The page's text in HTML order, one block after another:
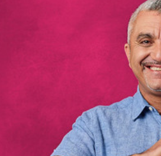
Funktionsdienst
Ausländische
Pflegekräfte
Pflegefachfrau
Gesundheits-
und
Krankenpflegehilfe
Studium
Diakonie-
Klinikum
Duales
Studium
Pflege
(B.Sc.)
BWL-